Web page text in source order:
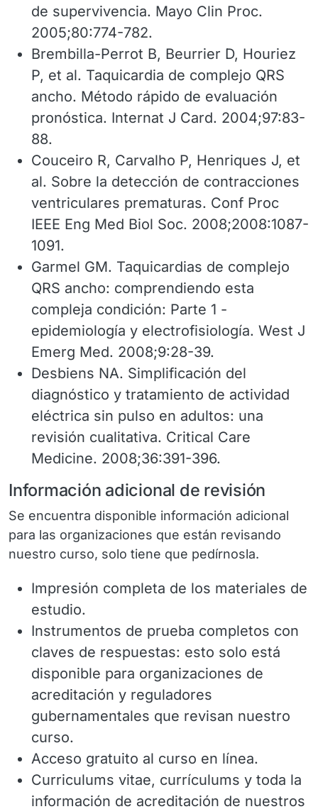
de supervivencia. Mayo Clin Proc.
2005;80:774-782.
Brembilla-Perrot B, Beurrier D, Houriez
P, et al. Taquicardia de complejo QRS
ancho. Método rápido de evaluación
pronóstica. Internat J Card. 2004;97:83-
88.
Couceiro R, Carvalho P, Henriques J, et
al. Sobre la detección de contracciones
ventriculares prematuras. Conf Proc
IEEE Eng Med Biol Soc. 2008;2008:1087-
1091.
Garmel GM. Taquicardias de complejo
QRS ancho: comprendiendo esta
compleja condición: Parte 1 -
epidemiología y electrofisiología. West J
Emerg Med. 2008;9:28-39.
Desbiens NA. Simplificación del
diagnóstico y tratamiento de actividad
eléctrica sin pulso en adultos: una
revisión cualitativa. Critical Care
Medicine. 2008;36:391-396.
Información adicional de revisión
Se encuentra disponible información adicional
para las organizaciones que están revisando
nuestro curso, solo tiene que pedírnosla.
Impresión completa de los materiales de
estudio.
Instrumentos de prueba completos con
claves de respuestas: esto solo está
disponible para organizaciones de
acreditación y reguladores
gubernamentales que revisan nuestro
curso.
Acceso gratuito al curso en línea.
Curriculums vitae, currículums y toda la
información de acreditación de nuestros